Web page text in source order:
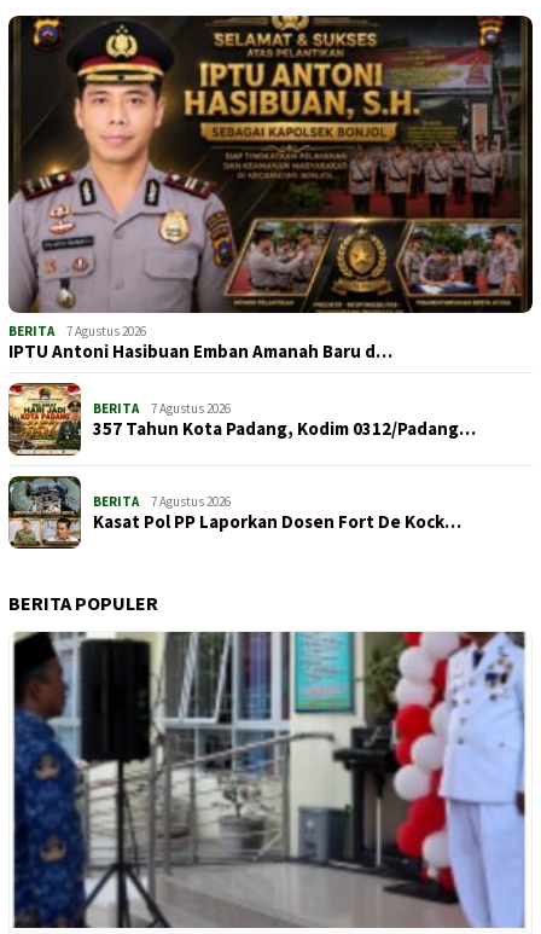
BERITA 7 Agustus 2026
IPTU Antoni Hasibuan Emban Amanah Baru d…
BERITA 7 Agustus 2026
357 Tahun Kota Padang, Kodim 0312/Padang…
BERITA 7 Agustus 2026
Kasat Pol PP Laporkan Dosen Fort De Kock…
BERITA POPULER